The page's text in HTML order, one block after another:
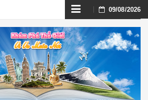
Skip
to
content
09/08/2026